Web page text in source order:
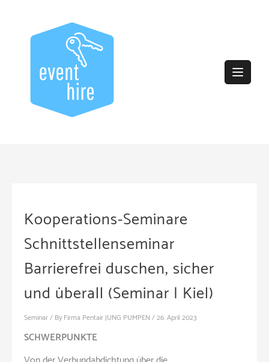
Kooperations-Seminare
Schnittstellenseminar
Barrierefrei duschen, sicher
und überall (Seminar | Kiel)
Seminar/ By Firma Pentair JUNG PUMPEN/26. April 2023
SCHWERPUNKTE